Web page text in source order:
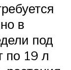
в
под
по 19 л